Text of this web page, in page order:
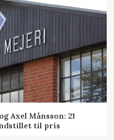
Axel Månsson: 21
til pris